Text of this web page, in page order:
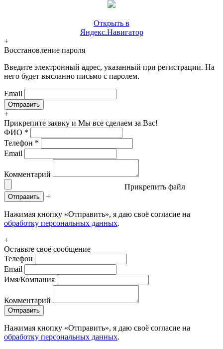
Открыть в
Яндекс.Навигатор
+
Восстановление пароля
Введите электронный адрес, указанный при регистрации. На
него будет высланно письмо с паролем.
Email
+
Прикрепите заявку и Мы все сделаем за Вас!
ФИО *
Телефон *
Email
Комментарий
Прикрепить файл
Отправить +
Нажимая кнопку «Отправить», я даю своё согласие на
обработку персональных данных.
+
Оставьте своё сообщение
Телефон
Email
Имя/Компания
Комментарий
Отправить
Нажимая кнопку «Отправить», я даю своё согласие на
обработку персональных данных.